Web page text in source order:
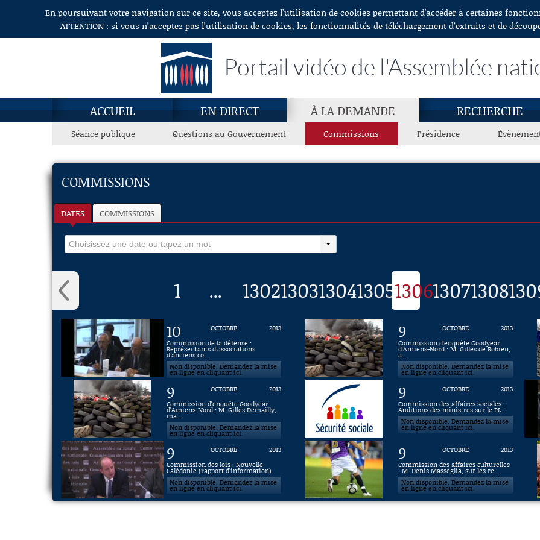
Aller au contenuEn poursuivant votre navigation sur ce site, vous acceptez l’utilisation de cookies permettant d'accéder à certaines
ATTENTION : si vous n’acceptez pas l’utilisation de cookies, les fonctionnalités de téléchargement d’extraits et de
Portail vidéo de l'Assemblée
ACCUEIL EN DIRECT À LA DEMANDE RECHERCHE
Séance publique Questions au Gouvernement Commissions Présidence
COMMISSIONS
DATES COMMISSIONS
1 ... 1302130313041305130613071308
10 OCTOBRE
2013
Commission de la défense :
Représentants d’associations
d’anciens co...
Non disponible. Demandez la mise
en ligne en cliquant ici.
9 OCTOBRE
2013
Commission d'enquête Goodyear
d'Amiens-Nord : M. Gilles de Robien,
a...
Non disponible. Demandez la mise
en ligne en cliquant ici.
9 OCTOBRE
2013
Commission d'enquête Goodyear
d'Amiens-Nord : M. Gilles Demailly,
ma...
Non disponible. Demandez la mise
en ligne en cliquant ici.
9 OCTOBRE
2013
Commission des affaires sociales :
Auditions des ministres sur le PL...
Non disponible. Demandez la mise
en ligne en cliquant ici.
9 OCTOBRE
2013
Commission des lois : Nouvelle-
Calédonie (rapport d'information)
Non disponible. Demandez la mise
en ligne en cliquant ici.
9 OCTOBRE
2013
Commission des affaires culturelles
: M. Denis Masseglia, sur les re...
Non disponible. Demandez la mise
en ligne en cliquant ici.